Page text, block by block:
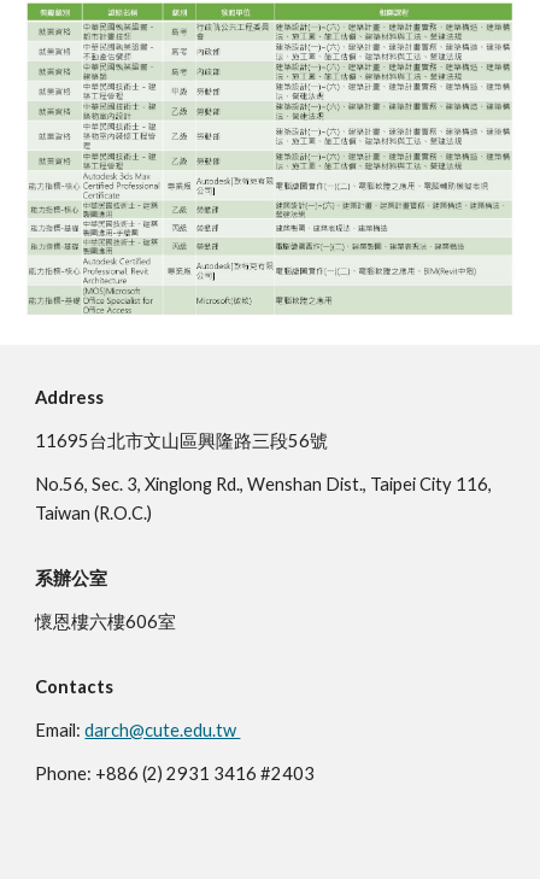
Address
11695台北市文山區興隆路三段56號
No.56, Sec. 3, Xinglong Rd., Wenshan Dist., Taipei City 116,
Taiwan (R.O.C.)
系辦公室
懷恩樓六樓606室
Contacts
Email:darch@cute.edu.tw
Phone: +886 (2) 2931 3416 #2403